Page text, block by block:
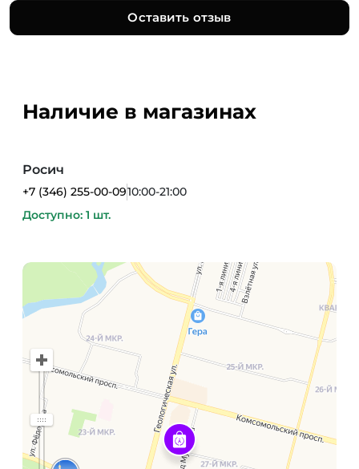
Оставить отзыв
Наличие в магазинах
Росич
+7 (346) 255-00-0910:00-21:00
Доступно: 1 шт.